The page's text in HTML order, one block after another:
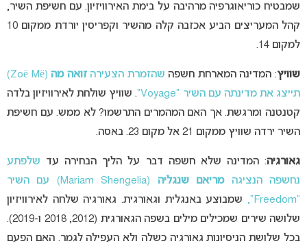
שמבטיח כוריאוגרפיה מרהיבה על בימת האירוויזיון. עם חשיפת השיר,
קהל המעריצים הביע אכזבה קלה מהשיר וקפריסין יורדת ממקום 10
למקום 14.
שוויץ: המדינה המארחת חשפה שהזמרת הצעירהזואה מה
(Zoë Më)
תייצג את מדינתה עם השיר “Voyage”
. שוויץ שולחת לאירוויזיון בלדה
קטנטנה ומרגשת. אך האם המהמרים התרשמו? לא ממש. עם חשיפת
השיר ירדה שוויץ ממקום 21 אל מקום 23. באסה.
גאורגיה: המדינה שלא חשפה דבר על הליך הבחירה עד שלפתע
נחשפה הנציגהמריאם שנגליה
(Mariam Shengelia) עם השיר
“Freedom”,
שמבוצע באנגלית וגאורגית. גאורגיה שלחה לאירוויזיון
שלושה שירים שמכילים מילים בשפה הגאורגית (2012, 2018 ו-2019).
בכל שלושת הניסיונות גאורגיה כשלה ולא העפילה לגמר. האם הפעם